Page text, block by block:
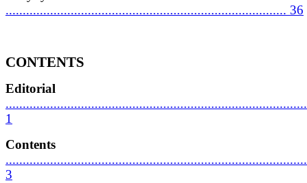
.................................................................................. 36
CONTENTS
Editorial
1
Contents
3